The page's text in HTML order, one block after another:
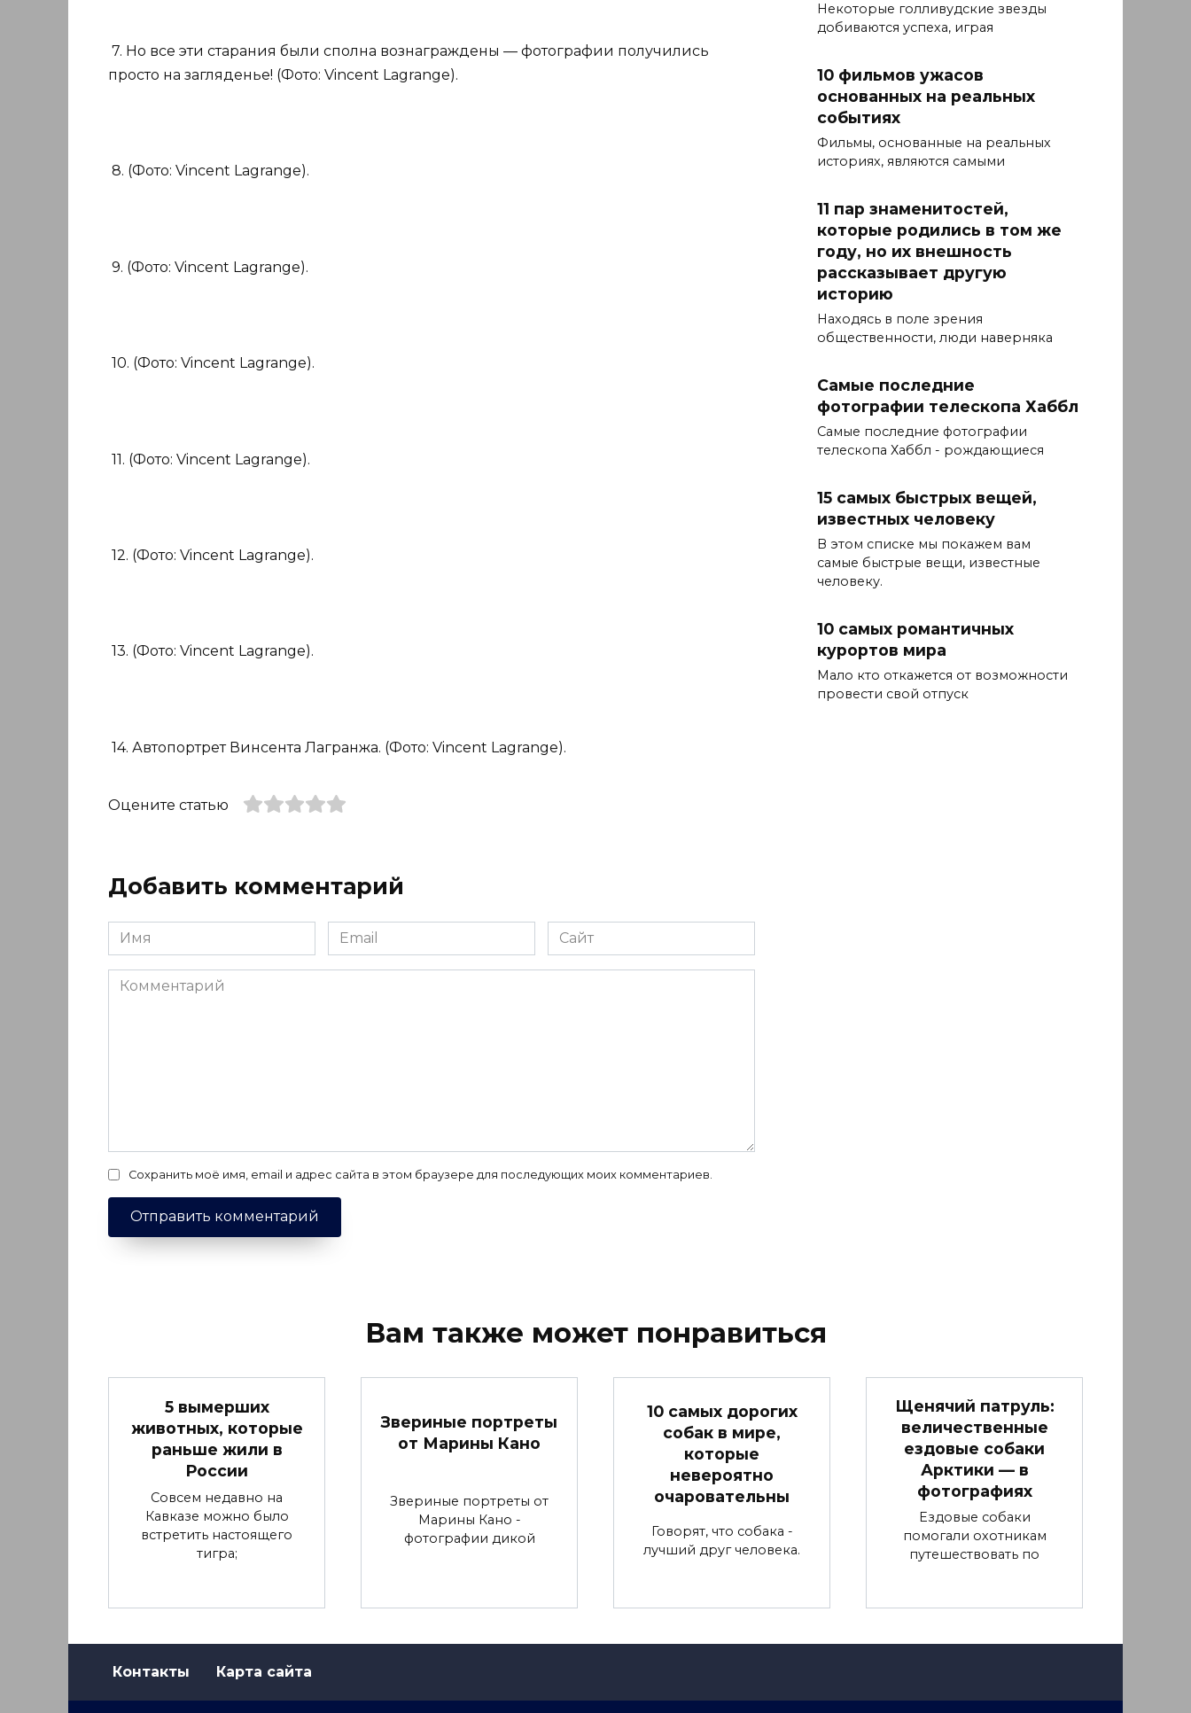
7. Но все эти старания были сполна вознаграждены — фотографии получились
просто на загляденье! (Фото: Vincent Lagrange).
8. (Фото: Vincent Lagrange).
9. (Фото: Vincent Lagrange).
10. (Фото: Vincent Lagrange).
11. (Фото: Vincent Lagrange).
12. (Фото: Vincent Lagrange).
13. (Фото: Vincent Lagrange).
14. Автопортрет Винсента Лагранжа. (Фото: Vincent Lagrange).
Оцените статью
Добавить комментарий
Имя
*
Email
*
Сайт
Комментарий
Сохранить моё имя, email и адрес сайта в этом браузере для последующих моих комментариев.
Некоторые голливудские звезды
добиваются успеха, играя
10 фильмов ужасов
основанных на реальных
событиях
Фильмы, основанные на реальных
историях, являются самыми
11 пар знаменитостей,
которые родились в том же
году, но их внешность
рассказывает другую
историю
Находясь в поле зрения
общественности, люди наверняка
Самые последние
фотографии телескопа Хаббл
Самые последние фотографии
телескопа Хаббл - рождающиеся
15 самых быстрых вещей,
известных человеку
В этом списке мы покажем вам
самые быстрые вещи, известные
человеку.
10 самых романтичных
курортов мира
Мало кто откажется от возможности
провести свой отпуск
Вам также может понравиться
5 вымерших
животных, которые
раньше жили в
России
Совсем недавно на
Кавказе можно было
встретить настоящего
тигра;
Звериные портреты
от Марины Кано
Звериные портреты от
Марины Кано -
фотографии дикой
10 самых дорогих
собак в мире,
которые
невероятно
очаровательны
Говорят, что собака -
лучший друг человека.
Щенячий патруль:
величественные
ездовые собаки
Арктики — в
фотографиях
Ездовые собаки
помогали охотникам
путешествовать по
Контакты Карта сайта